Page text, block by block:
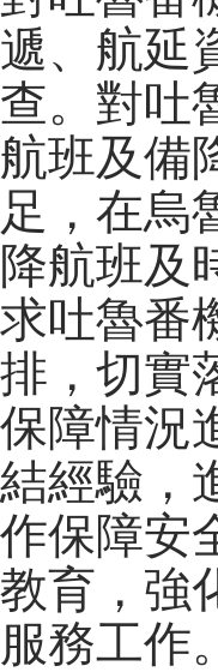
遞、航延
查。對吐
航班及備
足，在烏
降航班及
求吐魯番
排，切實
保障情況
結經驗，
作保障安
教育，強
服務工作。